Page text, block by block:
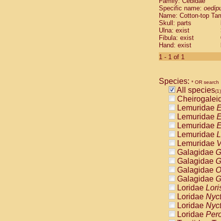
Cebidae
Cebidae
Cebidae
Cebidae
Cebidae
Cebidae
Cebidae
Cebidae
Cebidae
Cebidae
Cebidae
Cebidae
Atelidae
Atelidae
Atelidae
Atelidae
Atelidae
Atelidae
Atelidae
Atelidae
Atelidae
Atelidae
Pitheciidae
Specific name:
Name: Cotton-top
Skull: parts
Ulna: exist
Fibula: exist
Hand: exist
1 - 1 of 1
Species: * OR search
All species(1)
Lemuridae
Lemuridae
Lemuridae
Lemuridae
Lemuridae
Galagidae
Galagidae
Galagidae
Galagidae
Loridae
Loridae
Loridae
Loridae